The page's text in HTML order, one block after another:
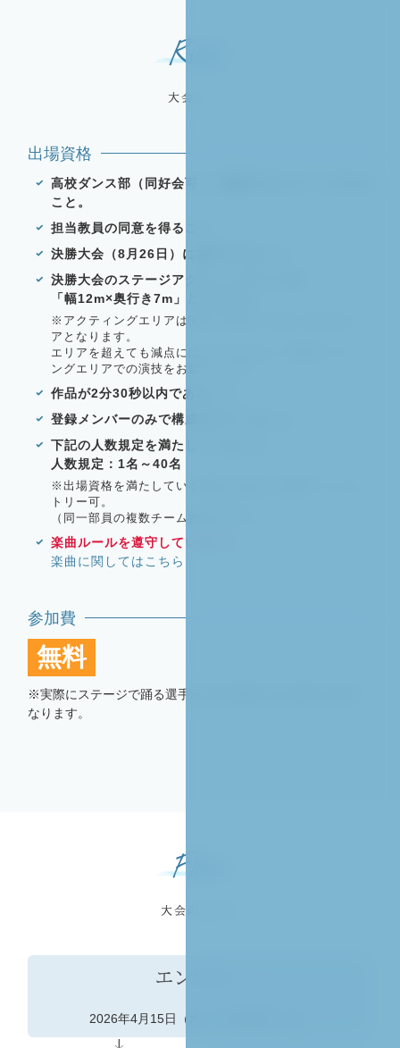
Rules
大会ルール
出場資格
高校ダンス部（同好会可）で構成されたチームである
こと。
担当教員の同意を得ること。
決勝大会（8月26日）に参加できること。
決勝大会のステージアクティングエリアは
「幅12m×奥行き7m」となります。
※アクティングエリアは安全に演技して頂くためのエリ
アとなります。
エリアを超えても減点にはなりませんが、原則アクティ
ングエリアでの演技をお願いします。
作品が2分30秒以内であること。
登録メンバーのみで構成されていること。
下記の人数規定を満たしていること。
人数規定：1名～40名
※出場資格を満たしている場合は1校から複数チームエン
トリー可。
（同一部員の複数チーム参加は不可）
楽曲ルールを遵守していること。
楽曲に関してはこちら
参加費
無料
※実際にステージで踊る選手以外の関係者は入場料が必要と
なります。
Flow
大会のながれ
エントリー
2026年4月15日（水）〜6月30日（火）